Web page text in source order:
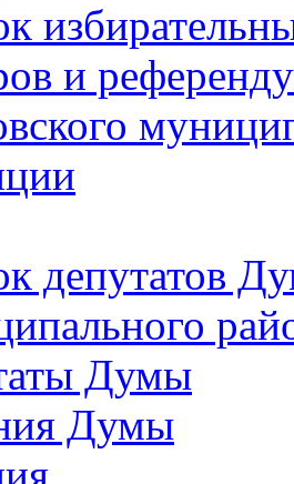
и
депутатов
Думы
Думы